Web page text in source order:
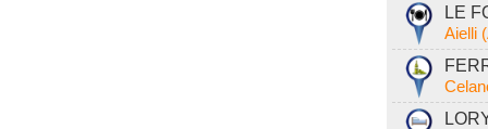
LE
Aielli